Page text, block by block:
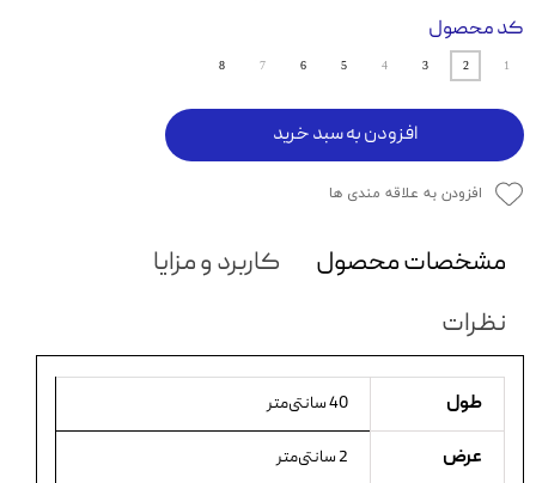
کد محصول
1
2
3
4
5
6
7
8
افزودن به سبد خرید
افزودن به علاقه مندی ها
مشخصات محصول
کاربرد و مزایا
نظرات
طول 40 سانتی‌متر
عرض 2 سانتی‌متر